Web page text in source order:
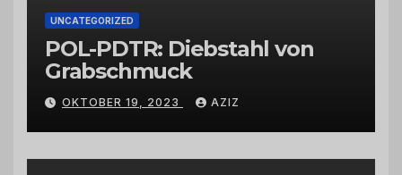
UNCATEGORIZED
POL-PDTR: Diebstahl von
Grabschmuck
OKTOBER 19, 2023 AZIZ